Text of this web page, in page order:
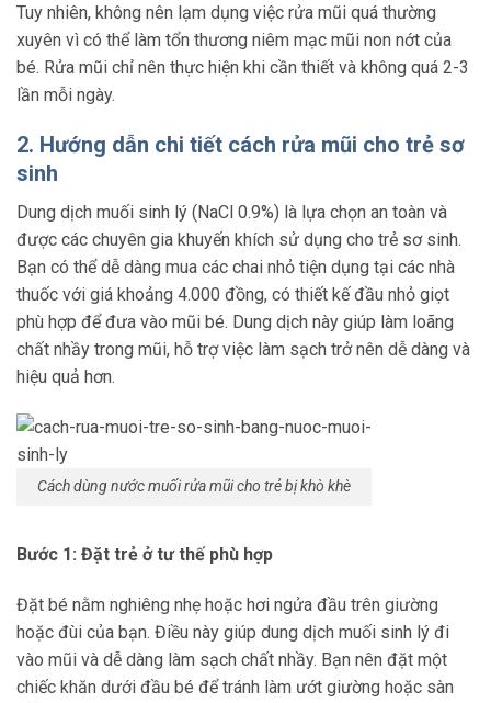
Tuy nhiên, không nên lạm dụng việc rửa mũi quá thường
xuyên vì có thể làm tổn thương niêm mạc mũi non nớt của
bé. Rửa mũi chỉ nên thực hiện khi cần thiết và không quá 2-3
lần mỗi ngày.
2. Hướng dẫn chi tiết cách rửa mũi cho trẻ sơ
sinh
Dung dịch muối sinh lý (NaCl 0.9%) là lựa chọn an toàn và
được các chuyên gia khuyến khích sử dụng cho trẻ sơ sinh.
Bạn có thể dễ dàng mua các chai nhỏ tiện dụng tại các nhà
thuốc với giá khoảng 4.000 đồng, có thiết kế đầu nhỏ giọt
phù hợp để đưa vào mũi bé. Dung dịch này giúp làm loãng
chất nhầy trong mũi, hỗ trợ việc làm sạch trở nên dễ dàng và
hiệu quả hơn.
Cách dùng nước muối rửa mũi cho trẻ bị khò khè
Bước 1: Đặt trẻ ở tư thế phù hợp
Đặt bé nằm nghiêng nhẹ hoặc hơi ngửa đầu trên giường
hoặc đùi của bạn. Điều này giúp dung dịch muối sinh lý đi
vào mũi và dễ dàng làm sạch chất nhầy. Bạn nên đặt một
chiếc khăn dưới đầu bé để tránh làm ướt giường hoặc sàn